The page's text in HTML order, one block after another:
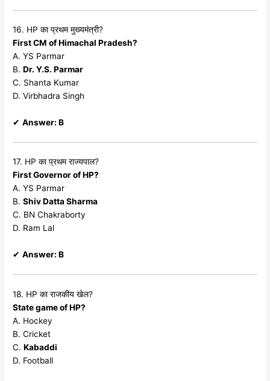
16. HP का प्रथम मुख्यमंत्री?
First CM of Himachal Pradesh?
A. YS Parmar
B.Dr. Y.S. Parmar
C. Shanta Kumar
D. Virbhadra Singh
✔Answer: B
17. HP का प्रथम राज्यपाल?
First Governor of HP?
A. YS Parmar
B.Shiv Datta Sharma
C. BN Chakraborty
D. Ram Lal
✔Answer: B
18. HP का राजकीय खेल?
State game of HP?
A. Hockey
B. Cricket
C.Kabaddi
D. Football